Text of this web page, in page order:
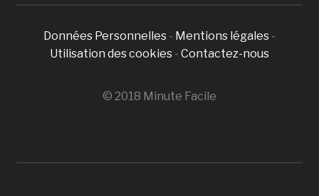
Données Personnelles - Mentions légales -
Utilisation des cookies - Contactez-nous
© 2018 Minute Facile